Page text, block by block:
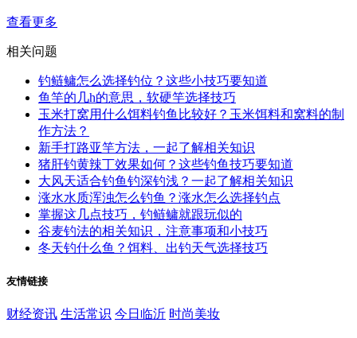
查看更多
相关问题
钓鲢鳙怎么选择钓位？这些小技巧要知道
鱼竿的几h的意思，软硬竿选择技巧
玉米打窝用什么饵料钓鱼比较好？玉米饵料和窝料的制
作方法？
新手打路亚竿方法，一起了解相关知识
猪肝钓黄辣丁效果如何？这些钓鱼技巧要知道
大风天适合钓鱼钓深钓浅？一起了解相关知识
涨水水质浑浊怎么钓鱼？涨水怎么选择钓点
掌握这几点技巧，钓鲢鳙就跟玩似的
谷麦钓法的相关知识，注意事项和小技巧
冬天钓什么鱼？饵料、出钓天气选择技巧
友情链接
财经资讯 生活常识 今日临沂 时尚美妆